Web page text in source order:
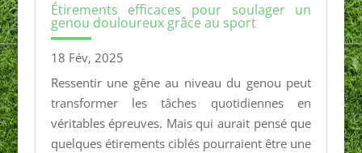
Étirements efficaces pour soulager un
genou douloureux grâce au sport
18 Fév, 2025
Ressentir une gêne au niveau du genou peut
transformer les tâches quotidiennes en
véritables épreuves. Mais qui aurait pensé que
quelques étirements ciblés pourraient être une